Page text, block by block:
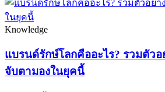
Knowledge
แบรนด์รักษ์โลกคืออะไร? รวมตัว
จับตามองในยุคนี้